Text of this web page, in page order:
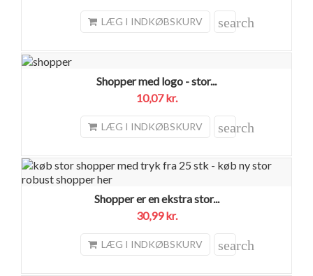
LÆG I INDKØBSKURV search
Shopper med logo - stor...
10,07 kr.
LÆG I INDKØBSKURV search
Shopper er en ekstra stor...
30,99 kr.
LÆG I INDKØBSKURV search